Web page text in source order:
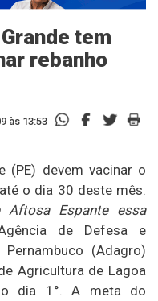
tem
rebanho
às 13:53
(PE) devem vacinar o
o dia 30 deste mês.
Aftosa Espante essa
de Defesa e
(Adagro)
Agricultura de Lagoa
dia 1°. A meta do